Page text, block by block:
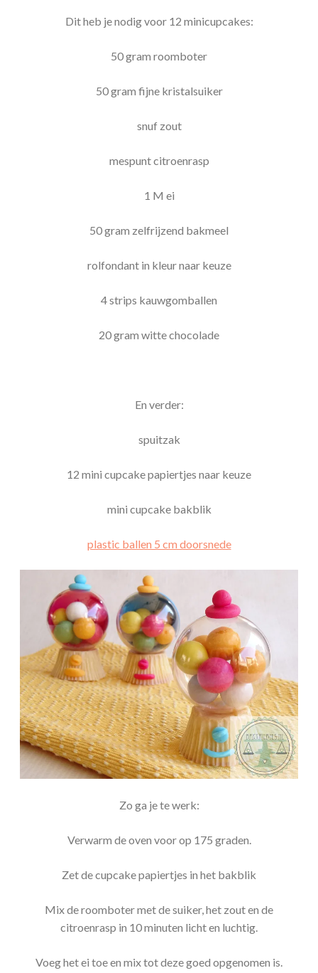
Dit heb je nodig voor 12 minicupcakes:
50 gram roomboter
50 gram fijne kristalsuiker
snuf zout
mespunt citroenrasp
1 M ei
50 gram zelfrijzend bakmeel
rolfondant in kleur naar keuze
4 strips kauwgomballen
20 gram witte chocolade
En verder:
spuitzak
12 mini cupcake papiertjes naar keuze
mini cupcake bakblik
plastic ballen 5 cm doorsnede
Zo ga je te werk:
Verwarm de oven voor op 175 graden.
Zet de cupcake papiertjes in het bakblik
Mix de roomboter met de suiker, het zout en de
citroenrasp in 10 minuten licht en luchtig.
Voeg het ei toe en mix tot deze goed opgenomen is.